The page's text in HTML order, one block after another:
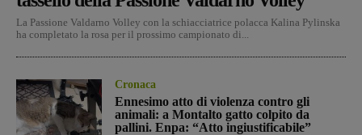
La Passione Valdarno Volley con la schiacciatrice polacca Kalina Pylinska
ha completato la rosa per il prossimo campionato di...
Cronaca
Ennesimo atto di violenza contro gli
animali: a Montalto gatto colpito da
pallini. Enpa: “Atto ingiustificabile”